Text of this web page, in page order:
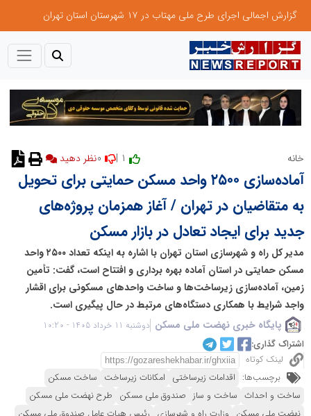
گزارش اجمالی اجرای طرح ملی مهتاب در ۱۷ شهرستان استان تهران
خانه نظر دهید
آماده‌سازی ۲۵۰۰ واحد مسکن حمایتی برای تحویل
به متقاضیان در تهران / آغاز همزمان پروژه‌های
جدید برای ایجاد تعادل در بازار مسکن
مدیر کل راه و شهرسازی استان تهران با اشاره به اینکه تعداد ۲۵۰۰ واحد
مسکن حمایتی در استان آماده بهره برداری و افتتاح است، گفت: تأمین
زمین، آماده‌سازی زیرساخت‌ها و ساخت واحدهای مسکونی برای اقشار
واجد شرایط با همکاری دستگاه‌های مرتبط در حال پیگیری است.
پایگاه خبری نهضت ملی مسکن دوشنبه 11 خرداد 1405 - 10:20
اشتراک گذاری:
لینک کوتاه
برچسب‌ها: اقدامات زیرساختی امکانات زیرساخت ساخت مسکن
ساخت و احداث ساخت و ساز صندوق ملی مسکن طرح نهضت ملی مسکن